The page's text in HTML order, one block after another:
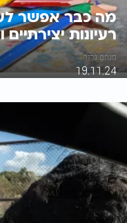
מה כבר אפשר
רעיונות
מנחם גלזר
19.11.24